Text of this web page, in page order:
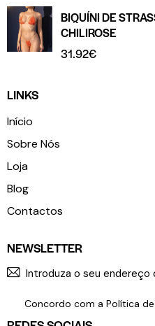
BIQUÍNI DE
CHILIROSE
31.92€
LINKS
Início
Sobre Nós
Loja
Blog
Contactos
NEWSLETTER
Concordo com a Política